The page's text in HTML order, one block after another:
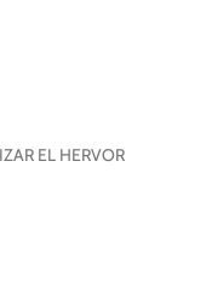
EL HERVOR